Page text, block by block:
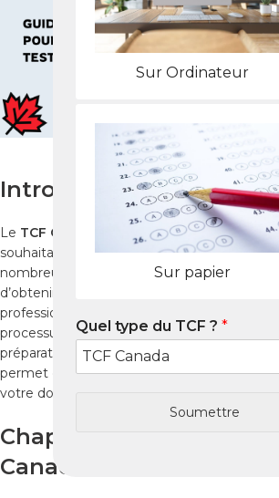
Sur Ordinateur
Sur papier
Quel type du TCF ? *
Soumettre
Introduction
Le TCF Canada
est un test indispensable
souhaitant immigrer ou étudier au Canada.
nombreux candidats cherchent à se
d’obtenir un score optimal. Que vous soyez
professionnel ou candidat à l’immigration,
processus du test, les centres d’examen et
préparation est essentiel. De plus, une
permet de maximiser vos chances de
votre dossier auprès des autorités
Chapitre 1 : Comprendre
Canada